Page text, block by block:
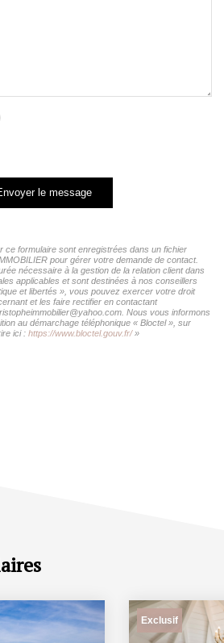
le message
ce formulaire sont enregistrées dans un fichier
pour gérer votre demande de contact.
nécessaire à la gestion de la relation client dans
applicables et sont destinées à nos conseillers
et libertés », vous pouvez exercer votre droit
et les faire rectifier en contactant
Nous vous informons
au démarchage téléphonique « Bloctel », sur
ici : https://www.bloctel.gouv.fr/»
Exclusif